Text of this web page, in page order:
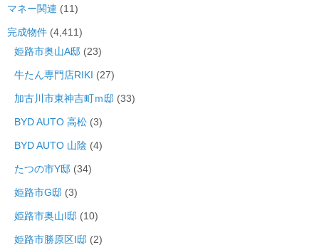
マネー関連 (11)
完成物件 (4,411)
姫路市奥山A邸 (23)
牛たん専門店RIKI (27)
加古川市東神吉町ｍ邸 (33)
BYD AUTO 高松 (3)
BYD AUTO 山陰 (4)
たつの市Y邸 (34)
姫路市G邸 (3)
姫路市奥山I邸 (10)
姫路市勝原区I邸 (2)